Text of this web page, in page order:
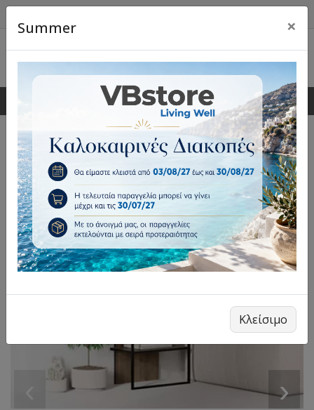
0 0
›
Summer ×
Κλείσιμο